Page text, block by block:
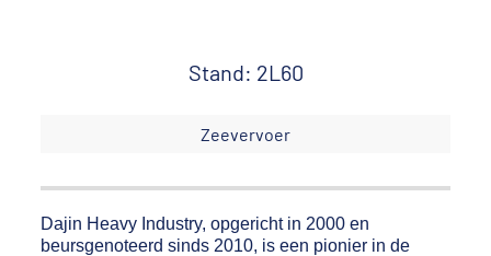
Stand: 2L60
Zeevervoer
Dajin Heavy Industry, opgericht in 2000 en
beursgenoteerd sinds 2010, is een pionier in de